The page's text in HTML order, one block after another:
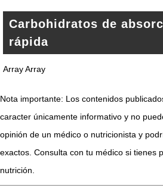
Carbohidratos de
rápida
Array Array
Nota importante: Los contenidos
caracter únicamente informativo y no
opinión de un médico o nutricionista y
exactos. Consulta con tu médico si tienes
nutrición.